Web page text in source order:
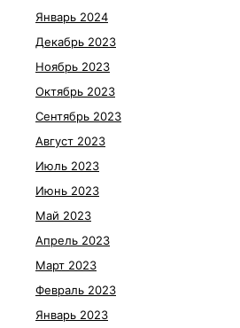
Январь 2024
Декабрь 2023
Ноябрь 2023
Октябрь 2023
Сентябрь 2023
Август 2023
Июль 2023
Июнь 2023
Май 2023
Апрель 2023
Март 2023
Февраль 2023
Январь 2023